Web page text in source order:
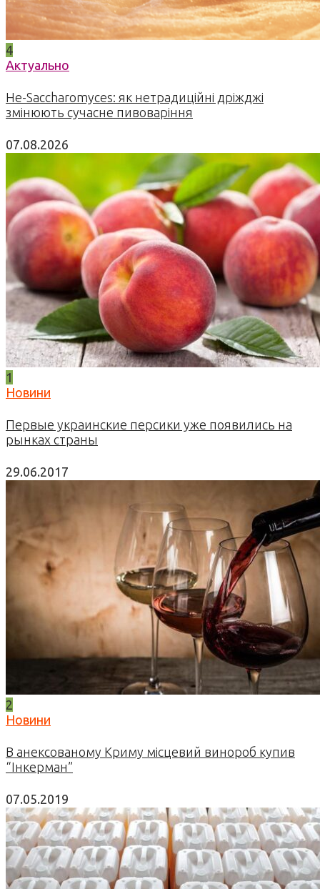
4
Актуально
Не-Saccharomyces: як нетрадиційні дріжджі
змінюють сучасне пивоваріння
07.08.2026
1
Новини
Первые украинские персики уже появились на
рынках страны
29.06.2017
2
Новини
В анексованому Криму місцевий винороб купив
“Інкерман”
07.05.2019